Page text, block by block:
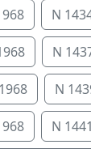
N
N
N
N